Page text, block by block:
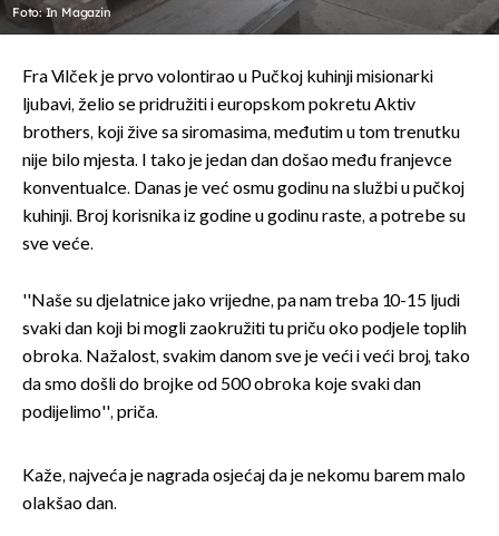
Foto: In Magazin
Fra Vilček je prvo volontirao u Pučkoj kuhinji misionarki
ljubavi, želio se pridružiti i europskom pokretu Aktiv
brothers, koji žive sa siromasima, međutim u tom trenutku
nije bilo mjesta. I tako je jedan dan došao među franjevce
konventualce. Danas je već osmu godinu na službi u pučkoj
kuhinji. Broj korisnika iz godine u godinu raste, a potrebe su
sve veće.
''Naše su djelatnice jako vrijedne, pa nam treba 10-15 ljudi
svaki dan koji bi mogli zaokružiti tu priču oko podjele toplih
obroka. Nažalost, svakim danom sve je veći i veći broj, tako
da smo došli do brojke od 500 obroka koje svaki dan
podijelimo'', priča.
Kaže, najveća je nagrada osjećaj da je nekomu barem malo
olakšao dan.